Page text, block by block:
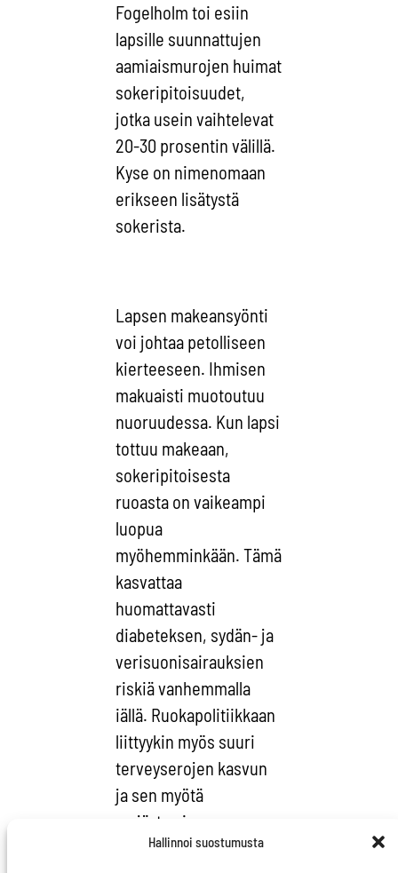
Hallinnoi suostumusta
Fogelholm toi esiin
lapsille suunnattujen
aamiaismurojen huimat
sokeripitoisuudet,
jotka usein vaihtelevat
20-30 prosentin välillä.
Kyse on nimenomaan
erikseen lisätystä
sokerista.
Lapsen makeansyönti
voi johtaa petolliseen
kierteeseen. Ihmisen
makuaisti muotoutuu
nuoruudessa. Kun lapsi
tottuu makeaan,
sokeripitoisesta
ruoasta on vaikeampi
luopua
myöhemminkään. Tämä
kasvattaa
huomattavasti
diabeteksen, sydän- ja
verisuonisairauksien
riskiä vanhemmalla
iällä. Ruokapolitiikkaan
liittyykin myös suuri
terveyserojen kasvun
ja sen myötä
syrjäytymisen vaara.